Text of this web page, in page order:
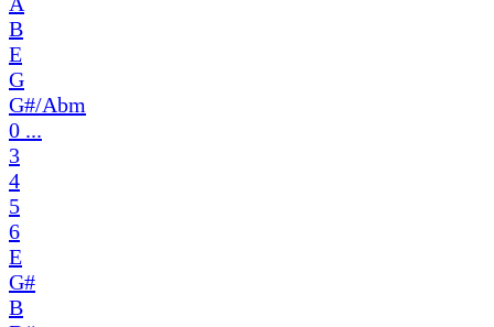
B
E
G
G#/Abm
0 ...
3
4
5
6
E
G#
B